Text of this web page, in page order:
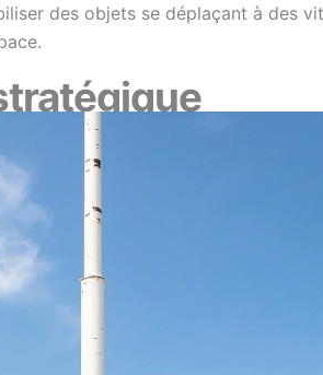
des objets se déplaçant à des